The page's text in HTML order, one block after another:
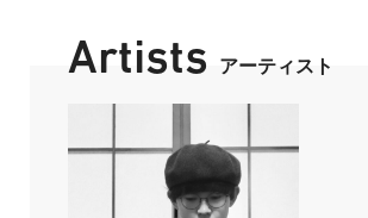
Artists アーティスト